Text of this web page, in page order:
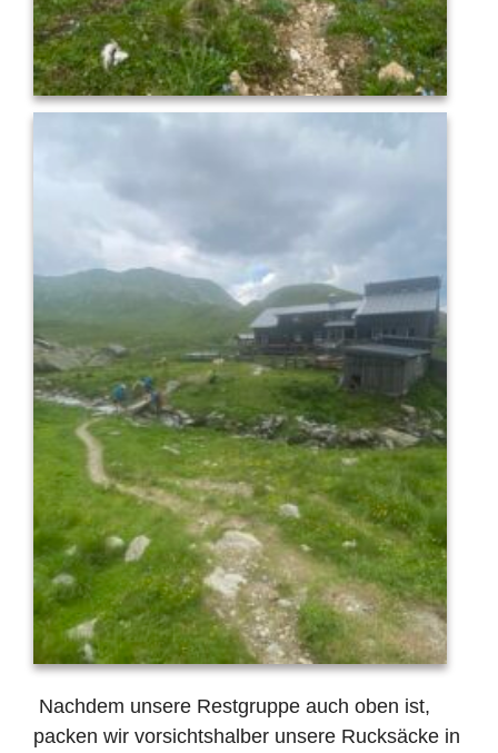
Nachdem unsere Restgruppe auch oben ist,
packen wir vorsichtshalber unsere Rucksäcke in